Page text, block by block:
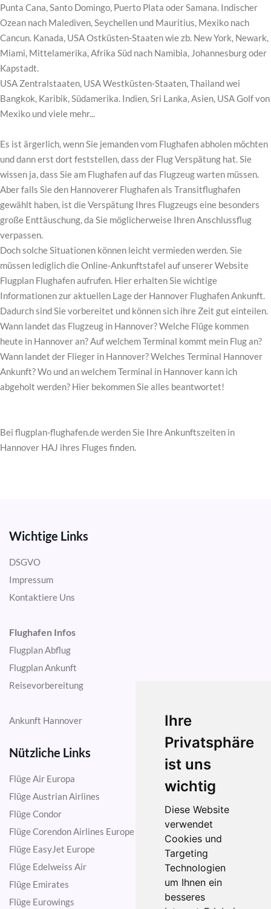
Ihre
Privatsphäre
ist uns
wichtig
Diese Website
verwendet
Cookies und
Targeting
Technologien
um Ihnen ein
besseres
Punta Cana, Santo Domingo, Puerto Plata oder Samana. Indischer
Ozean nach Malediven, Seychellen und Mauritius, Mexiko nach
Cancun. Kanada, USA Ostküsten-Staaten wie zb. New York, Newark,
Miami, Mittelamerika, Afrika Süd nach Namibia, Johannesburg oder
Kapstadt.
USA Zentralstaaten, USA Westküsten-Staaten, Thailand wei
Bangkok, Karibik, Südamerika. Indien, Sri Lanka, Asien, USA Golf von
Mexiko und viele mehr...
Es ist ärgerlich, wenn Sie jemanden vom Flughafen abholen möchten
und dann erst dort feststellen, dass der Flug Verspätung hat. Sie
wissen ja, dass Sie am Flughafen auf das Flugzeug warten müssen.
Aber falls Sie den Hannoverer Flughafen als Transitflughafen
gewählt haben, ist die Verspätung Ihres Flugzeugs eine besonders
große Enttäuschung, da Sie möglicherweise Ihren Anschlussflug
verpassen.
Doch solche Situationen können leicht vermieden werden. Sie
müssen lediglich die Online-Ankunftstafel auf unserer Website
Flugplan Flughafen aufrufen. Hier erhalten Sie wichtige
Informationen zur aktuellen Lage der Hannover Flughafen Ankunft.
Dadurch sind Sie vorbereitet und können sich ihre Zeit gut einteilen.
Wann landet das Flugzeug in Hannover? Welche Flüge kommen
heute in Hannover an? Auf welchem Terminal kommt mein Flug an?
Wann landet der Flieger in Hannover? Welches Terminal Hannover
Ankunft? Wo und an welchem Terminal in Hannover kann ich
abgeholt werden? Hier bekommen Sie alles beantwortet!
Bei flugplan-flughafen.de werden Sie Ihre Ankunftszeiten in
Hannover HAJ ihres Fluges finden.
Wichtige Links
DSGVO
Impressum
Kontaktiere Uns
Flughafen Infos
Flugplan Abflug
Flugplan Ankunft
Reisevorbereitung
Ankunft Hannover
Nützliche Links
Flüge Air Europa
Flüge Austrian Airlines
Flüge Condor
Flüge Corendon Airlines Europe
Flüge EasyJet Europe
Flüge Edelweiss Air
Flüge Emirates
Flüge Eurowings